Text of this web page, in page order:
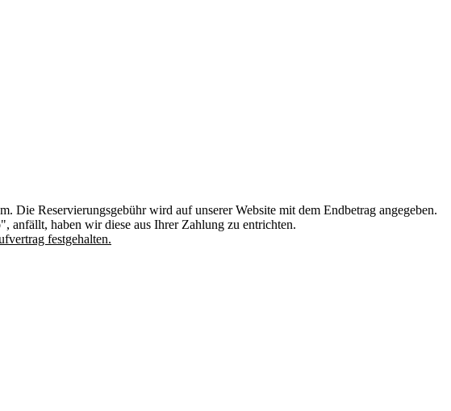
Die Reservierungsgebühr wird auf unserer Website mit dem Endbetrag angegeben.
anfällt, haben wir diese aus Ihrer Zahlung zu entrichten.
festgehalten.